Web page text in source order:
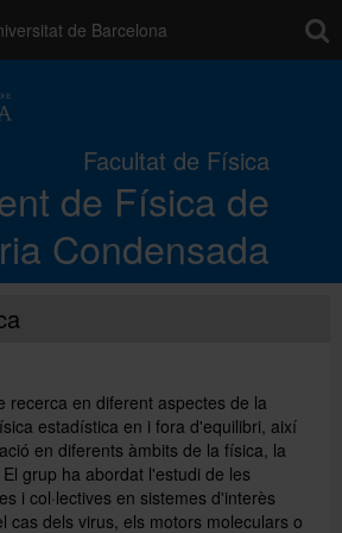
de Barcelona
Facultat de Física
de Física de
Condensada
El Departament
Docència
Recerca
recerca en diferent aspectes de la
estadística en i fora d'equilibri, així
en diferents àmbits de la física, la
grup ha abordat l'estudi de les
i col·lectives en sistemes d'interès
cas dels virus, els motors moleculars o